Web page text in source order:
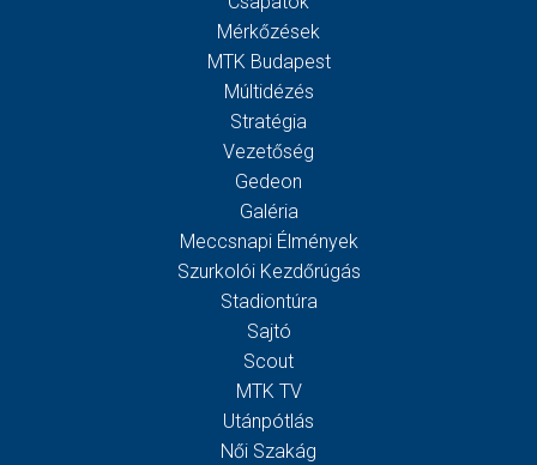
Mérkőzések
MTK Budapest
Múltidézés
Stratégia
Vezetőség
Gedeon
Galéria
Meccsnapi Élmények
Szurkolói Kezdőrúgás
Stadiontúra
Sajtó
Scout
MTK TV
Utánpótlás
Női Szakág